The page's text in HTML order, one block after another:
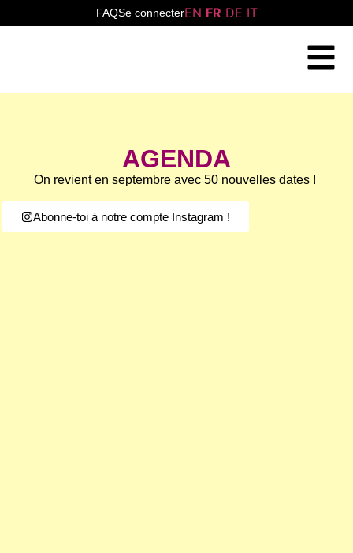
EN FR DE IT
FAQSe connecter
AGENDA
On revient en septembre avec 50 nouvelles dates !
Abonne-toi à notre compte Instagram !